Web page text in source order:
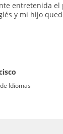
entretenida el
y mi hijo
Idiomas